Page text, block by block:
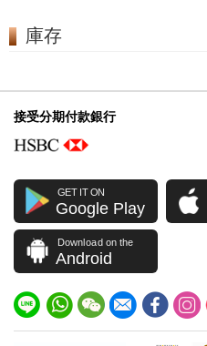
庫存
接受分期付款銀行
GET IT ON
Google Play
Download on the
Android